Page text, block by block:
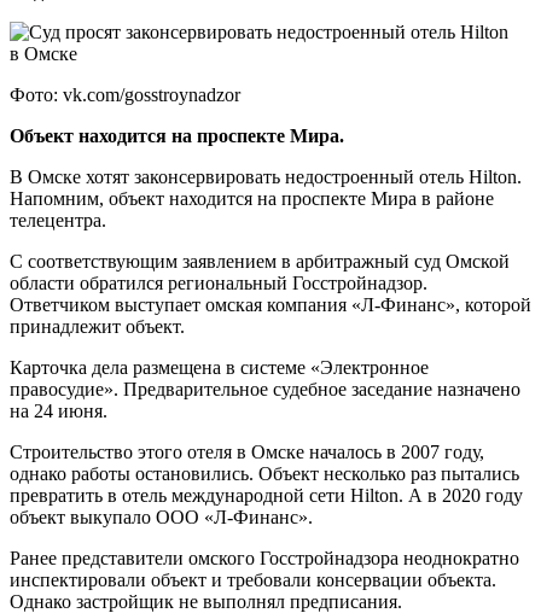
Фото: vk.com/gosstroynadzor
Объект находится на проспекте Мира.
В Омске хотят законсервировать недостроенный отель Hilton.
Напомним, объект находится на проспекте Мира в районе
телецентра.
С соответствующим заявлением в арбитражный суд Омской
области обратился региональный Госстройнадзор.
Ответчиком выступает омская компания «Л-Финанс», которой
принадлежит объект.
Карточка дела размещена в системе «Электронное
правосудие». Предварительное судебное заседание назначено
на 24 июня.
Строительство этого отеля в Омске началось в 2007 году,
однако работы остановились. Объект несколько раз пытались
превратить в отель международной сети Hilton. А в 2020 году
объект выкупало ООО «Л-Финанс».
Ранее представители омского Госстройнадзора неоднократно
инспектировали объект и требовали консервации объекта.
Однако застройщик не выполнял предписания.